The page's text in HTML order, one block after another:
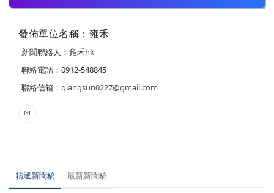
發佈單位名稱：雍禾
新聞聯絡人：雍禾hk
聯絡電話：0912-548845
聯絡信箱： qiangsun0227@gmail.com
精選新聞稿 最新新聞稿